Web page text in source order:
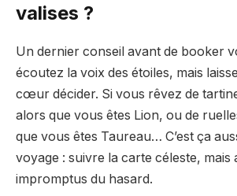
valises ?
Un dernier conseil avant de booker
écoutez la voix des étoiles, mais
cœur décider. Si vous rêvez de
alors que vous êtes Lion, ou de
que vous êtes Taureau… C’est ça
voyage : suivre la carte céleste, mais
impromptus du hasard.